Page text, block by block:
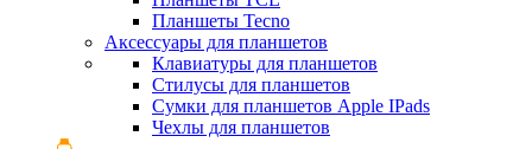
Планшеты Tecno
Аксессуары для планшетов
Клавиатуры для планшетов
Стилусы для планшетов
Сумки для планшетов Apple IPads
Чехлы для планшетов